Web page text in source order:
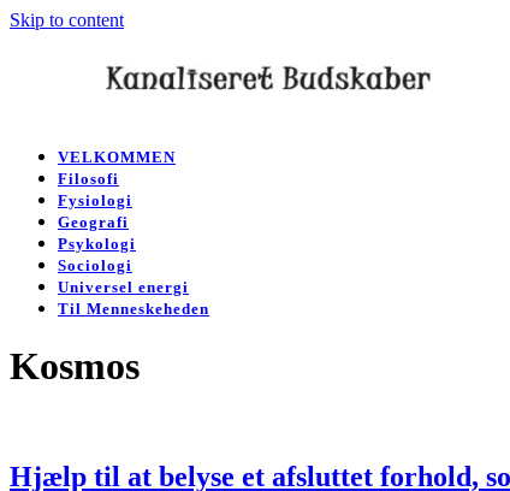
Skip to content
menu
menu
VELKOMMEN
Filosofi
Fysiologi
Geografi
Psykologi
Sociologi
Universel energi
Til Menneskeheden
Kosmos
Hjælp til at belyse et afsluttet forhold,